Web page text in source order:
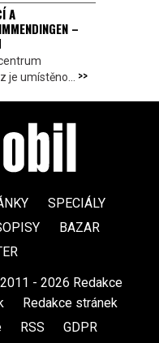
A
–
je umístěno... >>
SPECIÁLY
BAZAR
2011 - 2026 Redakce
Redakce stránek
RSS GDPR